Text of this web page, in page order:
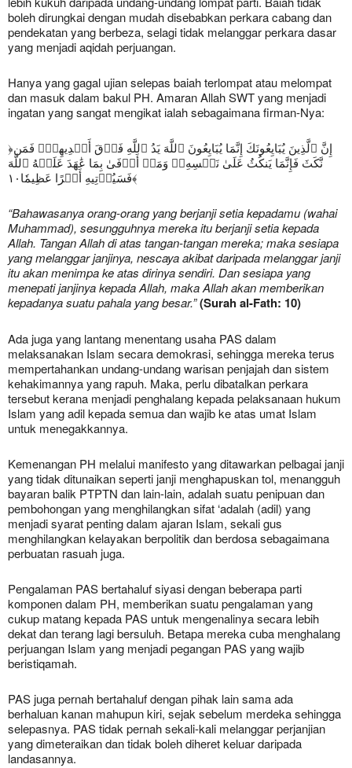
boleh dirungkai dengan mudah disebabkan perkara cabang dan
pendekatan yang berbeza, selagi tidak melanggar perkara dasar
yang menjadi aqidah perjuangan.
Hanya yang gagal ujian selepas baiah terlompat atau melompat
dan masuk dalam bakul PH. Amaran Allah SWT yang menjadi
ingatan yang sangat mengikat ialah sebagaimana firman-Nya:
﴿إِنَّ ٱلَّذِينَ يُبَايِعُونَكَ إِنَّمَا يُبَايِعُونَ ٱللَّهَ يَدُ ٱللَّهِ فَوۡقَ أَيۡدِيهِمۡۚ فَمَن
نَّكَثَ فَإِنَّمَا يَنكُثُ عَلَىٰ نَفۡسِهِۦۖ وَمَنۡ أَوۡفَىٰ بِمَا عَٰهَدَ عَلَيۡهُ ٱللَّهَ
فَسَيُؤۡتِيهِ أَجۡرًا عَظِيمٗا١٠﴾
“Bahawasanya orang-orang yang berjanji setia kepadamu (wahai
Muhammad), sesungguhnya mereka itu berjanji setia kepada
Allah. Tangan Allah di atas tangan-tangan mereka; maka sesiapa
yang melanggar janjinya, nescaya akibat daripada melanggar janji
itu akan menimpa ke atas dirinya sendiri. Dan sesiapa yang
menepati janjinya kepada Allah, maka Allah akan memberikan
kepadanya suatu pahala yang besar.”(Surah al-Fath: 10)
Ada juga yang lantang menentang usaha PAS dalam
melaksanakan Islam secara demokrasi, sehingga mereka terus
mempertahankan undang-undang warisan penjajah dan sistem
kehakimannya yang rapuh. Maka, perlu dibatalkan perkara
tersebut kerana menjadi penghalang kepada pelaksanaan hukum
Islam yang adil kepada semua dan wajib ke atas umat Islam
untuk menegakkannya.
Kemenangan PH melalui manifesto yang ditawarkan pelbagai janji
yang tidak ditunaikan seperti janji menghapuskan tol, menangguh
bayaran balik PTPTN dan lain-lain, adalah suatu penipuan dan
pembohongan yang menghilangkan sifat ‘adalah (adil) yang
menjadi syarat penting dalam ajaran Islam, sekali gus
menghilangkan kelayakan berpolitik dan berdosa sebagaimana
perbuatan rasuah juga.
Pengalaman PAS bertahaluf siyasi dengan beberapa parti
komponen dalam PH, memberikan suatu pengalaman yang
cukup matang kepada PAS untuk mengenalinya secara lebih
dekat dan terang lagi bersuluh. Betapa mereka cuba menghalang
perjuangan Islam yang menjadi pegangan PAS yang wajib
beristiqamah.
PAS juga pernah bertahaluf dengan pihak lain sama ada
berhaluan kanan mahupun kiri, sejak sebelum merdeka sehingga
selepasnya. PAS tidak pernah sekali-kali melanggar perjanjian
yang dimeteraikan dan tidak boleh diheret keluar daripada
landasannya.